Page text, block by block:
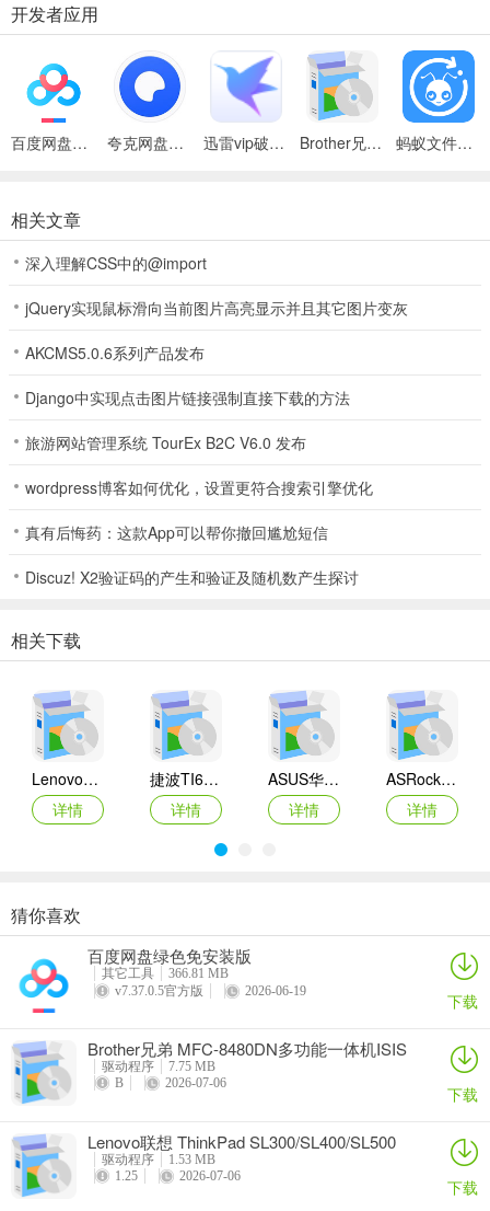
开发者应用
百度网盘绿色免安装Pc电脑版 夸克网盘官方正式版 迅雷vip破解版永久会员2024版 Brother兄弟 MFC-8480DN多功能一体机ISIS驱动 蚂蚁文件（数据恢复大师）
相关文章
深入理解CSS中的@import
jQuery实现鼠标滑向当前图片高亮显示并且其它图片变灰
AKCMS5.0.6系列产品发布
Django中实现点击图片链接强制直接下载的方法
旅游网站管理系统 TourEx B2C V6.0 发布
wordpress博客如何优化，设置更符合搜索引擎优化
真有后悔药：这款App可以帮你撤回尴尬短信
Discuz! X2验证码的产生和验证及随机数产生探讨
相关下载
Lenovo联想 Ideapad Z465/Z565系列笔记本 声卡驱动
详情
捷波TI61AG-A主板BIOS
详情
ASUS华硕F1A55-M LX3 R2.0主板BIOS
详情
ASRock华擎IMB-A160主板BIOS
详情
奥睿科PAS3062-2E/PAS3062-2S/PAS3064-2S2E系列扩展卡驱动
详情
Canon佳能 PowerShot A310 WIA驱动
详情
AMD Mobility Radeon HD 2000/HD 3000/HD 4000/HD 5000系列移动显卡催化剂驱动
映泰Hi-Fi H77S 5.x主板BIOS
猜你喜欢
百度网盘绿色免安装版
其它工具
366.81 MB
v7.37.0.5官方版
2026-06-19 下载
Brother兄弟 MFC-8480DN多功能一体机ISIS
驱动
驱动程序
7.75 MB
B
2026-07-06 下载
Lenovo联想 ThinkPad SL300/SL400/SL500
笔记本BIOS
驱动程序
1.53 MB
1.25
2026-07-06 下载